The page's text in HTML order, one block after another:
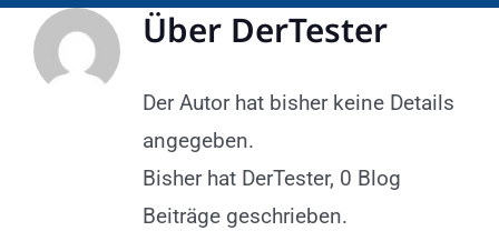
Über DerTester
Der Autor hat bisher keine Details
angegeben.
Bisher hat DerTester, 0 Blog
Beiträge geschrieben.